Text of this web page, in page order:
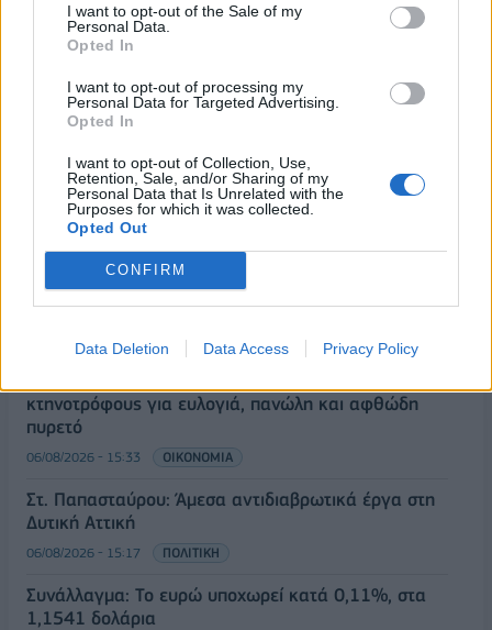
I want to opt-out of the Sale of my
Personal Data.
Opted In
I want to opt-out of processing my
Personal Data for Targeted Advertising.
Opted In
I want to opt-out of Collection, Use,
Retention, Sale, and/or Sharing of my
Personal Data that Is Unrelated with the
Purposes for which it was collected.
Opted Out
CONFIRM
Data Deletion Data Access Privacy Policy
06/08/2026 - 16:51 ΟΙΚΟΝΟΜΙΑ
πετρελαίου και φυσικού αερίου στην Ευρώπη
06/08/2026 - 16:20
Οι ελληνικές scale-ups επιχειρήσεις στρέφονται
στην ανάπτυξη - Μεγαλύτερη πρόκληση η
προσέλκυση πελατών
Χρηματιστήριο: Στις 2.627,95 μονάδες ο Γενικός
Δείκτης Τιμών, με άνοδο 0,15%
ΟΙΚΟΝΟΜΙΑ
κτηνοτρόφους για ευλογιά, πανώλη και αφθώδη
πυρετό
06/08/2026 - 15:33 ΟΙΚΟΝΟΜΙΑ
Στ. Παπασταύρου: Άμεσα αντιδιαβρωτικά έργα στη
Δυτική Αττική
06/08/2026 - 15:17 ΠΟΛΙΤΙΚΗ
Συνάλλαγμα: Το ευρώ υποχωρεί κατά 0,11%, στα
1,1541 δολάρια